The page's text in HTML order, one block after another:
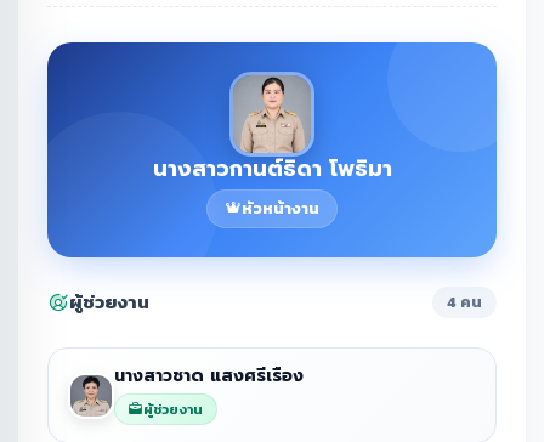
นางสาวกานต์ธิดา โพธิมา
หัวหน้างาน
ผู้ช่วยงาน 4 คน
นางสาวชาด แสงศรีเรือง
ผู้ช่วยงาน